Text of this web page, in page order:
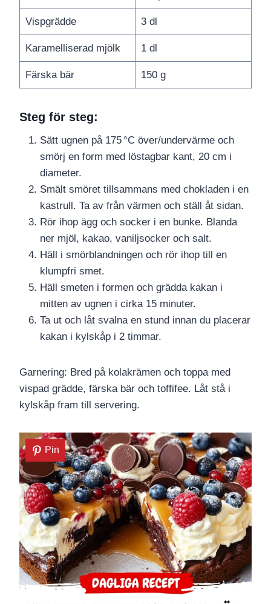
Vispgrädde 3 dl
Karamelliserad mjölk 1 dl
Färska bär 150 g
Steg för steg:
Sätt ugnen på 175 °C över/undervärme och
smörj en form med löstagbar kant, 20 cm i
diameter.
Smält smöret tillsammans med chokladen i en
kastrull. Ta av från värmen och ställ åt sidan.
Rör ihop ägg och socker i en bunke. Blanda
ner mjöl, kakao, vaniljsocker och salt.
Häll i smörblandningen och rör ihop till en
klumpfri smet.
Häll smeten i formen och grädda kakan i
mitten av ugnen i cirka 15 minuter.
Ta ut och låt svalna en stund innan du placerar
kakan i kylskåp i 2 timmar.
Garnering: Bred på kolakrämen och toppa med
vispad grädde, färska bär och toffifee. Låt stå i
kylskåp fram till servering.
Pin